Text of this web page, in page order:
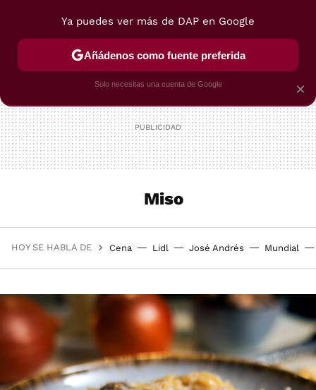
POSTRES VIAJES SELECCIÓN VEGUI
Miso
HOY SE HABLA DE Cena Lidl José Andrés Mundial
×
Ya puedes ver más de DAP en Google
Añádenos como fuente preferida
Solo necesitas una cuenta de Google